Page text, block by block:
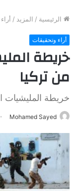
الرئيسية / المزيد /
أراء وتحقيقات
خريطة
من تركيا
خريطة المليشيات
Mohamed Sayed